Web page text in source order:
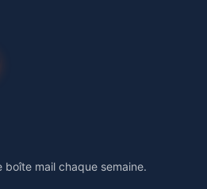
mail chaque semaine.